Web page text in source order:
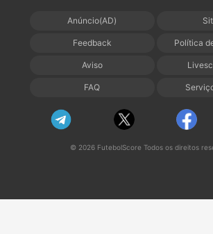
Anúncio(AD)
Feedback Política
Aviso
FAQ
© 2026 FutebolScore Todos os direitos